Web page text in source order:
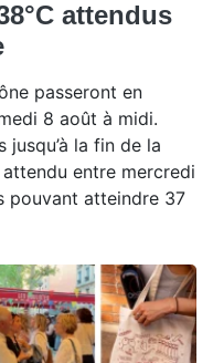
attendus
passeront en
8 août à midi.
jusqu’à la fin de la
entre mercredi
pouvant atteindre 37